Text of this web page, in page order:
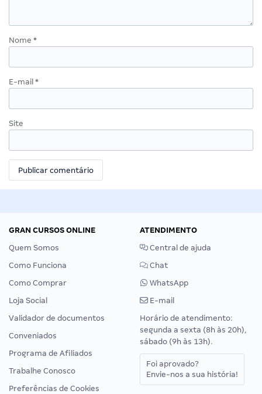
Nome *
E-mail *
Site
GRAN CURSOS ONLINE
Quem Somos
Como Funciona
Como Comprar
Loja Social
Validador de documentos
Conveniados
Programa de Afiliados
Trabalhe Conosco
Preferências de Cookies
ATENDIMENTO
Central de ajuda
Chat
WhatsApp
E-mail
Horário de atendimento:
segunda a sexta (8h às 20h),
sábado (9h às 13h).
Foi aprovado?
Envie-nos a sua história!